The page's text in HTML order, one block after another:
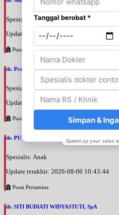
Spesialis: Anestesi
Update terakhir: 2026-08-06 11:14:34
Pusat Pertamina
dr. Prajnia Paramitha Narendraswari, SpA
Spesialis: Anak
Update terakhir: 2026-08-06 10:46:34
Pusat Pertamina
dr. PUTRI WIDIANTIKA WIDARTO, SpA
Spesialis: Anak
Update terakhir: 2026-08-06 10:43:44
Pusat Pertamina
dr. SITI BUDIATI WIDYASTUTI, SpA